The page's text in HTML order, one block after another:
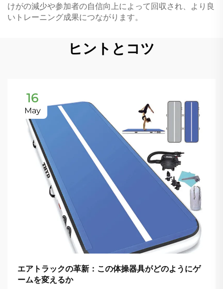
けがの減少や参加者の自信向上によって回収され、より良
いトレーニング成果につながります。
ヒントとコツ
16
May
エアトラックの革新：この体操器具がどのようにゲ
ームを変えるか